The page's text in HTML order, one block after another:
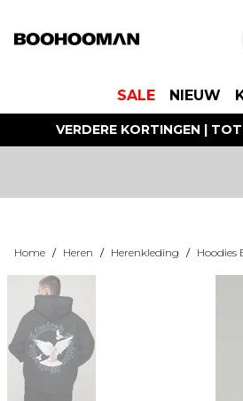
SALE NIEUW
VERDERE KORTINGEN |
Home / Heren / Herenkleding / Hoodies